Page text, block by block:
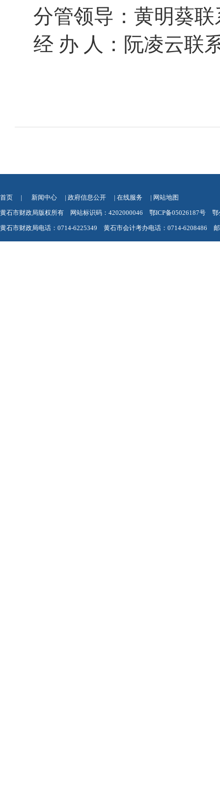
分管领导：黄明葵联
经 办 人：阮凌云联
首页 | 新闻中心 | 政府信息公开 | 在线服务 | 网站地图
黄石市财政局版权所有 网站标识码：4202000046 鄂ICP备05026187号 鄂
黄石市财政局电话：0714-6225349 黄石市会计考办电话：0714-6208486